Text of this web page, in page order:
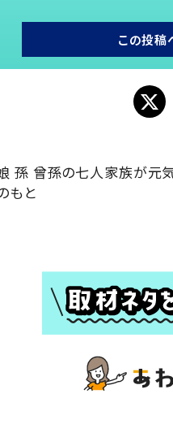
この投稿
孫 曾孫の七人家族が元
もと